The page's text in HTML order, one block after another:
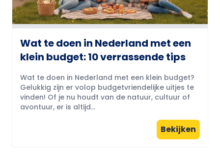
Wat te doen in Nederland met een
klein budget: 10 verrassende tips
Wat te doen in Nederland met een klein budget?
Gelukkig zijn er volop budgetvriendelijke uitjes te
vinden! Of je nu houdt van de natuur, cultuur of
avontuur, er is altijd...
Bekijken